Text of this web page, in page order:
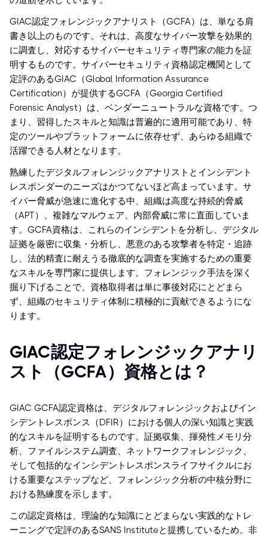
GIAC認定フォレンジックアナリスト（GCFA）は、単なる肩
書き以上のものです。それは、高度なサイバー攻撃を効果的
に調査し、対応するサイバーセキュリティ専門家の能力を証
明するものです。サイバーセキュリティ資格認定機関として
定評のあるGIAC（Global Information Assurance
Certification）が提供するGCFA（Georgia Certified
Forensic Analyst）は、ベンダーニュートラルな資格です。つ
まり、習得したスキルと知識は普遍的に適用可能であり、特
定のツールやプラットフォームに依存せず、あらゆる組織で
活躍できる人材となります。
熟練したデジタルフォレンジックアナリストとインシデント
レスポンダーのニーズはかつてないほど高まっています。サ
イバー脅威が急速に進化する中、組織は高度な持続的脅威
（APT）、複雑なマルウェア、内部脅威に常に直面していま
す。GCFA資格は、これらのインシデントを分析し、デジタル
証拠を厳密に収集・分析し、悪意のある攻撃者を特定・追跡
し、法的精査に耐えうる徹底的な調査を実施するための重要
なスキルを専門家に提供します。フォレンジック手法を深く
掘り下げることで、資格取得者は単に事後対応にとどまら
ず、組織のセキュリティ体制に積極的に貢献できるようにな
ります。
GIAC認定フォレンジックアナリ
スト（GCFA）資格とは？
GIAC GCFA認定資格は、デジタルフォレンジックおよびイン
シデントレスポンス（DFIR）における個人の深い知識と実践
的なスキルを証明するものです。証拠収集、揮発性メモリ分
析、ファイルシステム調査、ネットワークフォレンジック、
そして包括的なインシデントレスポンスライフサイクルにお
ける重要なステップなど、フォレンジック分析の中核分野に
おける熟練度を示します。
この認定資格は、理論的な知識にとどまらない実践的なトレ
ーニングで定評のあるSANS Instituteと提携しているため、非